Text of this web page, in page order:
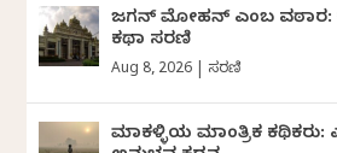
ಜಗನ್‌ ಮೋಹನ್‌ ಎಂಬ ವಠಾರ:
ಕಥಾ ಸರಣಿ
Aug 8, 2026 ಸರಣಿ
ಮಾಕಳ್ಳಿಯ ಮಾಂತ್ರಿಕ